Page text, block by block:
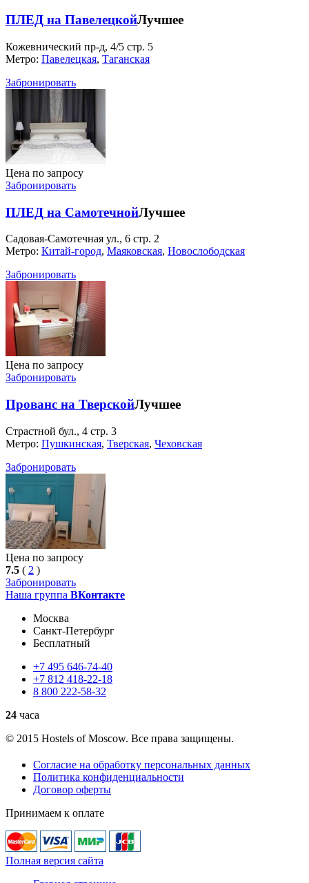
ПЛЕД на ПавелецкойЛучшее
Кожевнический пр-д, 4/5 стр. 5
Метро: Павелецкая, Таганская
Забронировать
Цена по запросу
Забронировать
ПЛЕД на СамотечнойЛучшее
Садовая-Самотечная ул., 6 стр. 2
Метро: Китай-город, Маяковская, Новослободская
Забронировать
Цена по запросу
Забронировать
Прованс на ТверскойЛучшее
Страстной бул., 4 стр. 3
Метро: Пушкинская, Тверская, Чеховская
Забронировать
Цена по запросу
7.5 ( 2 )
Забронировать
Наша группа ВКонтакте
Москва
Санкт-Петербург
Бесплатный
+7 495 646-74-40
+7 812 418-22-18
8 800 222-58-32
24 часа
© 2015 Hostels of Moscow. Все права защищены.
Согласие на обработку персональных данных
Политика конфиденциальности
Договор оферты
Принимаем к оплате
Полная версия сайта